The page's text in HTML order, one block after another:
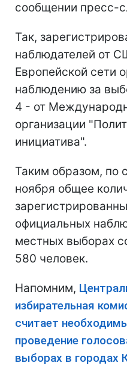
сообщении пресс-
Так,
наблюдателей от
Европейской сети
наблюдению за
4 - от
организации
инициатива".
Таким образом, по
ноября общее
официальных
местных выборах
580 человек.
Напомним,
избирательная
считает
проведение
выборах в городах